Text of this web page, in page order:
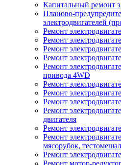
Капитальный ремонт
Планово-
электродвигателей
Ремонт
Ремонт
Ремонт
Ремонт
Ремонт
привода 4WD
Ремонт
Ремонт
Ремонт
Ремонт
двигателя
Ремонт
Ремонт
мясорубок,
Ремонт